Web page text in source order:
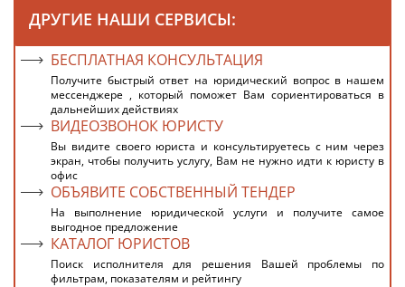
ДРУГИЕ НАШИ СЕРВИСЫ:
БЕСПЛАТНАЯ КОНСУЛЬТАЦИЯ
Получите быстрый ответ на юридический вопрос в нашем
мессенджере , который поможет Вам сориентироваться в
дальнейших действиях
ВИДЕОЗВОНОК ЮРИСТУ
Вы видите своего юриста и консультируетесь с ним через
экран, чтобы получить услугу, Вам не нужно идти к юристу в
офис
ОБЪЯВИТЕ СОБСТВЕННЫЙ ТЕНДЕР
На выполнение юридической услуги и получите самое
выгодное предложение
КАТАЛОГ ЮРИСТОВ
Поиск исполнителя для решения Вашей проблемы по
фильтрам, показателям и рейтингу